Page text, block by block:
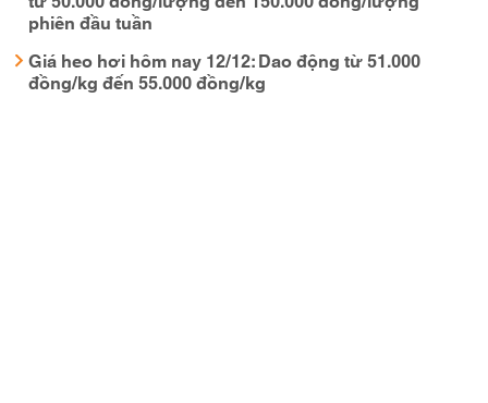
phiên đầu tuần
Giá heo hơi hôm nay 12/12: Dao động từ 51.000
đồng/kg đến 55.000 đồng/kg